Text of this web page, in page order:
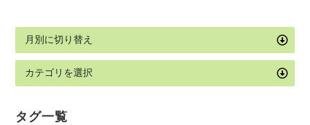
タグ一覧